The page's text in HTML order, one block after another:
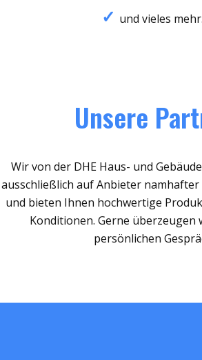
und vieles
Unsere
Wir von der DHE Haus- und
ausschließlich auf Anbieter
und bieten Ihnen hochwertige
Konditionen. Gerne überzeugen
persönlichen